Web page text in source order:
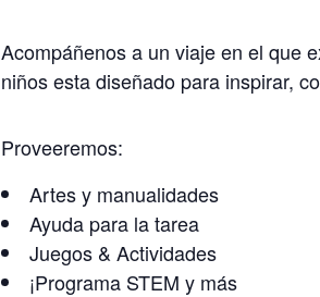
Acompáñenos a un viaje en el que
niños esta diseñado para inspirar,
Proveeremos:
Artes y manualidades
Ayuda para la tarea
Juegos & Actividades
¡Programa STEM y más